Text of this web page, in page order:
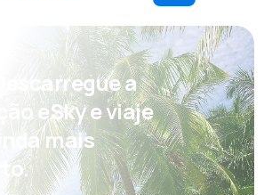
a
eSky e viaje
mais